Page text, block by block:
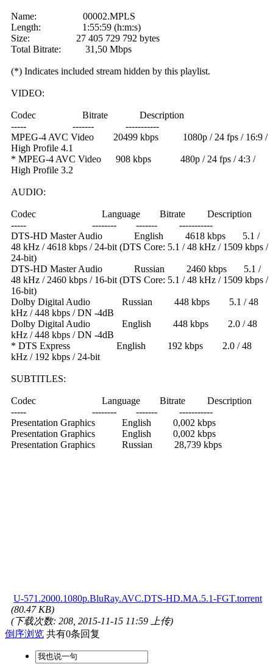
Name: 00002.MPLS
Length: 1:55:59 (h:m:s)
Size: 27 405 729 792 bytes
Total Bitrate: 31,50 Mbps
(*) Indicates included stream hidden by this playlist.
VIDEO:
Codec Bitrate Description
----- ------- -----------
MPEG-4 AVC Video 20499 kbps 1080p / 24 fps / 16:9 /
High Profile 4.1
* MPEG-4 AVC Video 908 kbps 480p / 24 fps / 4:3 /
High Profile 3.2
AUDIO:
Codec Language Bitrate Description
----- -------- ------- -----------
DTS-HD Master Audio English 4618 kbps 5.1 /
48 kHz / 4618 kbps / 24-bit (DTS Core: 5.1 / 48 kHz / 1509 kbps /
24-bit)
DTS-HD Master Audio Russian 2460 kbps 5.1 /
48 kHz / 2460 kbps / 16-bit (DTS Core: 5.1 / 48 kHz / 1509 kbps /
16-bit)
Dolby Digital Audio Russian 448 kbps 5.1 / 48
kHz / 448 kbps / DN -4dB
Dolby Digital Audio English 448 kbps 2.0 / 48
kHz / 448 kbps / DN -4dB
* DTS Express English 192 kbps 2.0 / 48
kHz / 192 kbps / 24-bit
SUBTITLES:
Codec Language Bitrate Description
----- -------- ------- -----------
Presentation Graphics English 0,002 kbps
Presentation Graphics English 0,002 kbps
Presentation Graphics Russian 28,739 kbps
U-571.2000.1080p.BluRay.AVC.DTS-HD.MA.5.1-FGT.torrent
(80.47 KB)
(下载次数: 208, 2015-11-15 11:59 上传)
倒序浏览 共有0条回复